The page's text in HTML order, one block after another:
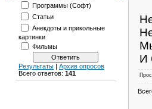
Программы (Софт)
Статьи
Анекдоты и прикольные
картинки
Фильмы
Результаты | Архив опросов
Всего ответов: 141
И